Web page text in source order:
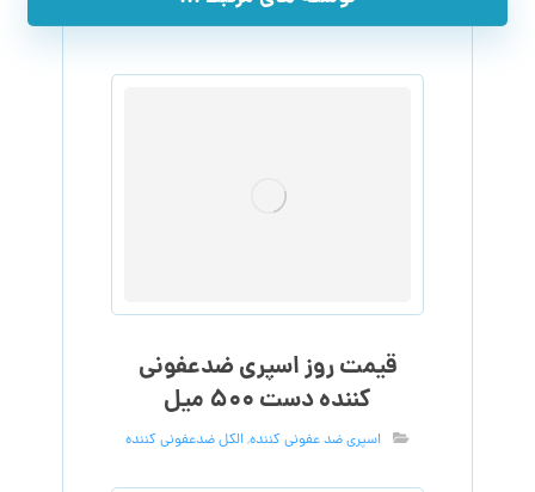
قیمت روز اسپری ضدعفونی
کننده دست ۵۰۰ میل
اسپری ضد عفونی کننده,الکل ضدعفونی کننده